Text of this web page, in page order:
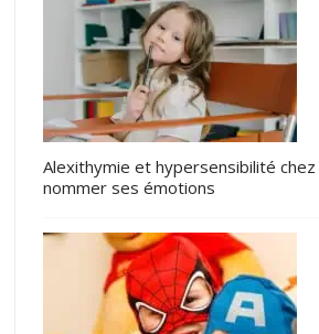
Alexithymie et hypersensibilité chez
nommer ses émotions